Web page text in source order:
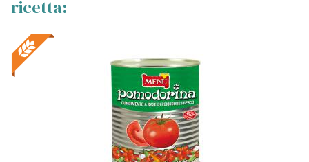
ricetta: